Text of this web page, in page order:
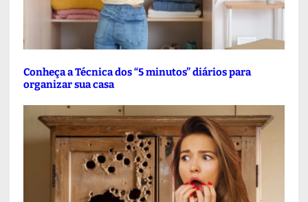
Conheça a Técnica dos “5 minutos” diários para
organizar sua casa